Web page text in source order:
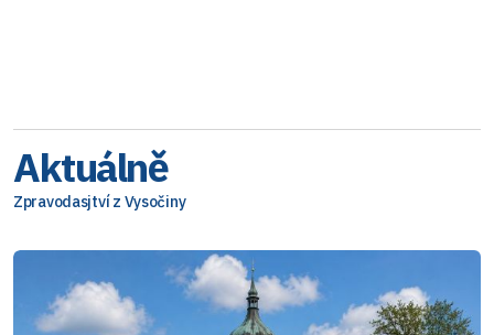
Aktuálně
Zpravodasjtví z Vysočiny